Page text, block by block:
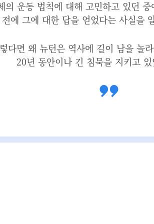
의 운동 법칙에 대해 고민하고 있던
전에 그에 대한 답을 얻었다는 사실을
다면 왜 뉴턴은 역사에 길이 남을 놀
20년 동안이나 긴 침묵을 지키고